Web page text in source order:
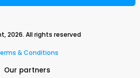
2026. All rights reserved
& Conditions
Our partners